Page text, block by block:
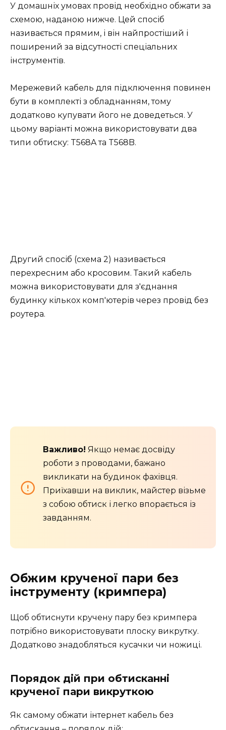
У домашніх умовах провід необхідно обжати за
схемою, наданою нижче. Цей спосіб
називається прямим, і він найпростіший і
поширений за відсутності спеціальних
інструментів.
Мережевий кабель для підключення повинен
бути в комплекті з обладнанням, тому
додатково купувати його не доведеться. У
цьому варіанті можна використовувати два
типи обтиску: T568A та T568B.
Другий спосіб (схема 2) називається
перехресним або кросовим. Такий кабель
можна використовувати для з'єднання
будинку кількох комп'ютерів через провід без
роутера.
Важливо! Якщо немає досвіду
роботи з проводами, бажано
викликати на будинок фахівця.
Приїхавши на виклик, майстер візьме
з собою обтиск і легко впорається із
завданням.
Обжим крученої пари без
інструменту (кримпера)
Щоб обтиснути кручену пару без кримпера
потрібно використовувати плоску викрутку.
Додатково знадобляться кусачки чи ножиці.
Порядок дій при обтисканні
крученої пари викруткою
Як самому обжати інтернет кабель без